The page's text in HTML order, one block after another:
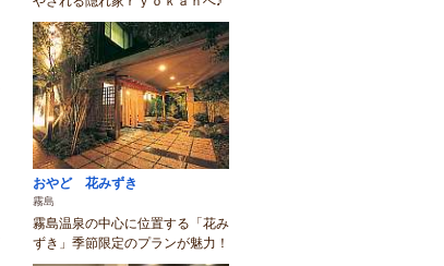
おやど 花みずき
霧島
霧島温泉の中心に位置する「花み
ずき」季節限定のプランが魅力！